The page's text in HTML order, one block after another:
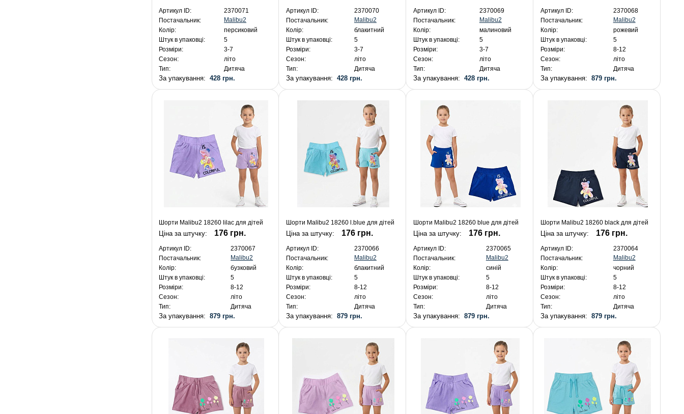
Артикул ID:
2370071
Постачальник:
Malibu2
Колір:
персиковий
Штук в упаковці:
5
Розміри:
3-7
Сезон:
літо
Тип:
Дитяча
За упакування:428 грн.
Артикул ID:
2370070
Постачальник:
Malibu2
Колір:
блакитний
Штук в упаковці:
5
Розміри:
3-7
Сезон:
літо
Тип:
Дитяча
За упакування: 428 грн.
Артикул ID:
2370069
Постачальник:
Malibu2
Колір:
малиновий
Штук в упаковці:
5
Розміри:
3-7
Сезон:
літо
Тип:
Дитяча
За упакування: 428 грн.
Артикул ID:
2370068
Постачальник:
Malibu2
Колір:
рожевий
Штук в упаковці:
5
Розміри:
8-12
Сезон:
літо
Тип:
Дитяча
За упакування: 879 грн.
Шорти Malibu2 18260 lilac для дітей
Ціна за штучку: 176 грн.
Артикул ID:
2370067
Постачальник:
Malibu2
Колір:
бузковий
Штук в упаковці:
5
Розміри:
8-12
Сезон:
літо
Тип:
Дитяча
За упакування:879 грн.
Шорти Malibu2 18260 l.blue для дітей
Ціна за штучку: 176 грн.
Артикул ID:
2370066
Постачальник:
Malibu2
Колір:
блакитний
Штук в упаковці:
5
Розміри:
8-12
Сезон:
літо
Тип:
Дитяча
За упакування: 879 грн.
Шорти Malibu2 18260 blue для дітей
Ціна за штучку: 176 грн.
Артикул ID:
2370065
Постачальник:
Malibu2
Колір:
синій
Штук в упаковці:
5
Розміри:
8-12
Сезон:
літо
Тип:
Дитяча
За упакування: 879 грн.
Шорти Malibu2 18260 black для дітей
Ціна за штучку: 176 грн.
Артикул ID:
2370064
Постачальник:
Malibu2
Колір:
чорний
Штук в упаковці:
5
Розміри:
8-12
Сезон:
літо
Тип:
Дитяча
За упакування: 879 грн.